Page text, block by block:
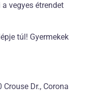
vegyes étrendet
túl! Gyermekek
Dr., Corona